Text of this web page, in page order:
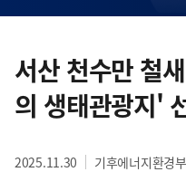
츠
영
서산 천수만 철
의 생태관광지'
2025.11.30 기후에너지환경부